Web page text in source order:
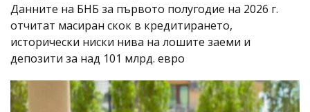
Данните на БНБ за първото полугодие на 2026 г.
отчитат масиран скок в кредитирането,
исторически ниски нива на лошите заеми и
депозити за над 101 млрд. евро